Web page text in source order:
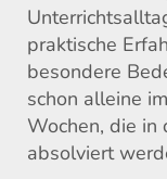
praktische
besondere
schon alleine
Wochen, die in
absolviert